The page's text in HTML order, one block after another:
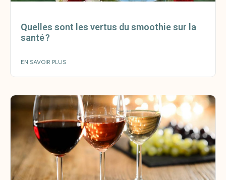
Quelles sont les vertus du smoothie sur la
santé ?
EN SAVOIR PLUS